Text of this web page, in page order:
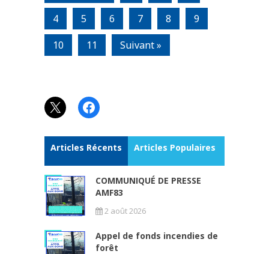
4 5 6 7 8
9
10
11 Suivant »
X Facebook
Articles Récents Articles Populaires
COMMUNIQUÉ DE PRESSE
AMF83
2 août 2026
Appel de fonds incendies de
forêt